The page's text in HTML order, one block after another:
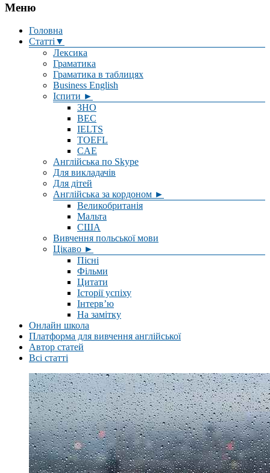
Меню
Головна
Статті▼
Лексика
Граматика
Граматика в таблицях
Business English
Іспити ►
ЗНО
BEC
IELTS
TOEFL
CAE
Англійська по Skype
Для викладачів
Для дітей
Англійська за кордоном ►
Великобританія
Мальта
США
Вивчення польської мови
Цікаво ►
Пісні
Фільми
Цитати
Історії успіху
Інтерв’ю
На замітку
Онлайн школа
Платформа для вивчення англійської
Автор статей
Всі статті